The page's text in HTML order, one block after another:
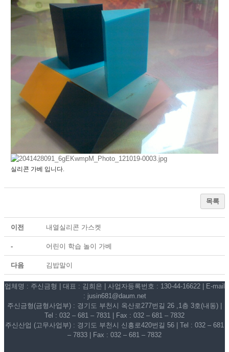
실리콘 가베 입니다.
목록
이전 내열실리콘 가스켓
- 어린이 학습 놀이 가베
다음 김밥말이
업체명 : 주신금형 | 대표 : 김희은 | 사업자등록번호 : 130-44-16622 | E-mail
: jusin681@daum.net
주신금형(금형사업부) : 경기도 부천시 옥산로277번길 26 ,1층 3호(내동) |
Tel : 032 – 681 – 7831 | Fax : 032 – 681 – 7832
주신산업 (고무사업부) : 경기도 부천시 신흥로420번길 56 | Tel : 032 – 681
– 7833 | Fax : 032 – 681 – 7832